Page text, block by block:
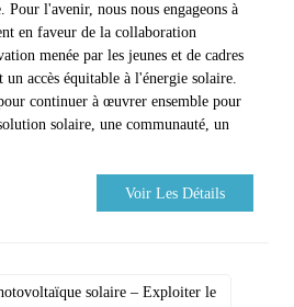
l'avenir, nous nous engageons à
en faveur de la collaboration
menée par les jeunes et de cadres
accès équitable à l'énergie solaire.
continuer à œuvrer ensemble pour
solaire, une communauté, un
Voir Les Détails